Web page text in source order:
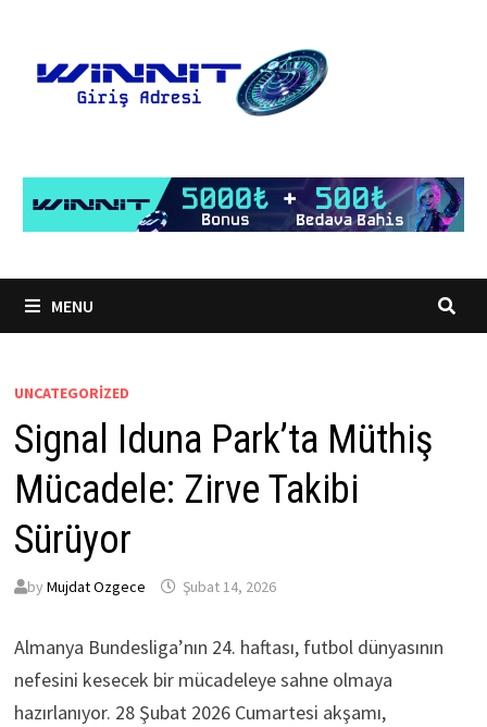
content
MENU
UNCATEGORIZED
Signal Iduna Park’ta Müthiş
Mücadele: Zirve Takibi
Sürüyor
by Mujdat Ozgece Şubat 14, 2026
Almanya Bundesliga’nın 24. haftası, futbol dünyasının
nefesini kesecek bir mücadeleye sahne olmaya
hazırlanıyor. 28 Şubat 2026 Cumartesi akşamı,